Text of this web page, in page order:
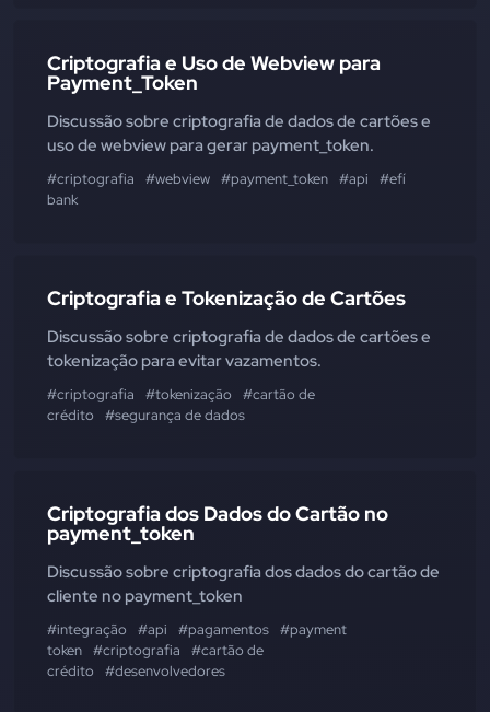
Criptografia e Uso de Webview para
Payment_Token
Discussão sobre criptografia de dados de cartões e
uso de webview para gerar payment_token.
#criptografia #webview #payment_token #api
#efí
bank
Criptografia e Tokenização de Cartões
Discussão sobre criptografia de dados de cartões e
tokenização para evitar vazamentos.
#criptografia #tokenização
#cartão de
crédito
#segurança de dados
Criptografia dos Dados do Cartão no
payment_token
Discussão sobre criptografia dos dados do cartão de
cliente no payment_token
#integração #api #pagamentos #payment
token #criptografia
#cartão de
crédito
#desenvolvedores